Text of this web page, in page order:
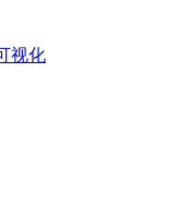
视化